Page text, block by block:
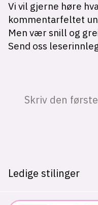
Ledige stilinger